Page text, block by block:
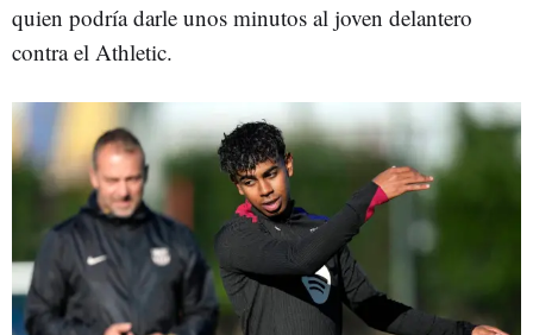
quien podría darle unos minutos al joven delantero
contra el Athletic.